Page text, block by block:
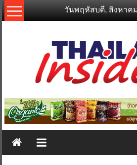
Skip
to
วันพฤหัสบดี, สิงหาค
Thailand
New